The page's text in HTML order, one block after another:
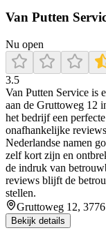
Van Putten
Nu open
3.5
Van Putten Service is
aan de Gruttoweg 12
het bedrijf een
onafhankelijke
Nederlandse namen
zelf kort zijn en
de indruk van
reviews blijft de
stellen.
Gruttoweg 12,
Bekijk details